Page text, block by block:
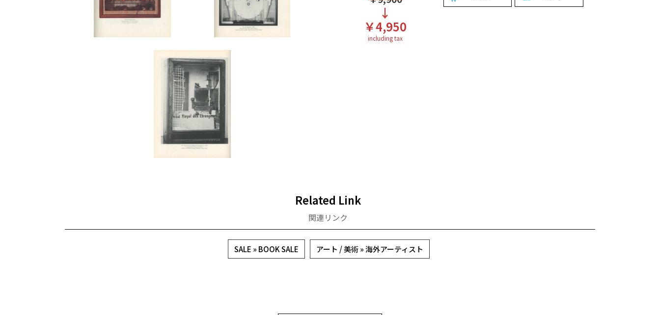
↓
￥4,950
including tax
Related Link
関連リンク
SALE » BOOK SALE アート / 美術 » 海外アーティスト